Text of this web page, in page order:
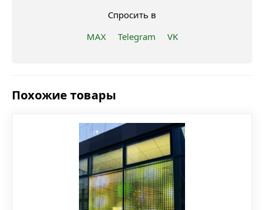
Спросить в
MAX
Telegram VK
Похожие товары